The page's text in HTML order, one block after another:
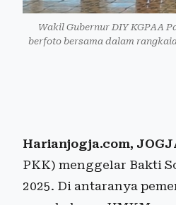
Wakil Gubernur DIY KGPAA
berfoto bersama dalam
Harianjogja.com,
PKK) menggelar Bakti
2025. Di antaranya